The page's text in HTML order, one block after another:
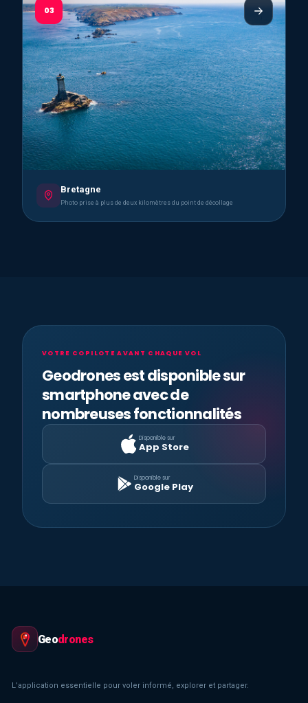
03
Bretagne
Photo prise à plus de deux kilomètres du point de décollage
VOTRE COPILOTE AVANT CHAQUE VOL
Geodrones est disponible sur
smartphone avec de
nombreuses fonctionnalités
Disponible sur
App Store
Disponible sur
Google Play
Geodrones
L’application essentielle pour voler informé, explorer et partager.